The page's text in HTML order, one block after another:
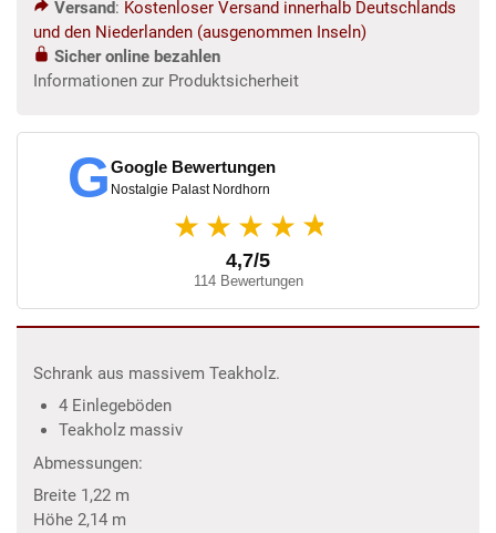
Versand: Kostenloser Versand innerhalb Deutschlands
und den Niederlanden (ausgenommen Inseln)
Sicher online bezahlen
Informationen zur Produktsicherheit
GGoogle Bewertungen
Nostalgie Palast Nordhorn
★★★★ ★
4,7/5
114 Bewertungen
Schrank aus massivem Teakholz.
4 Einlegeböden
Teakholz massiv
Abmessungen:
Breite 1,22 m
Höhe 2,14 m